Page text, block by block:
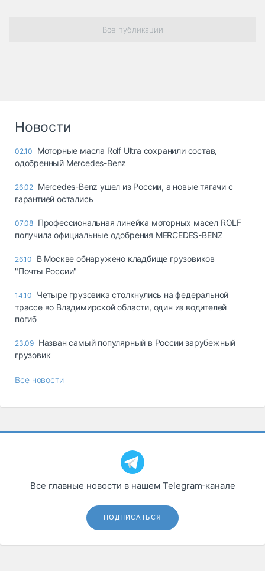
Все публикации
Новости
02.10
Моторные масла Rolf Ultra сохранили состав,
одобренный Mercedes-Benz
26.02 Mercedes-Benz ушел из России, а новые тягачи с
гарантией остались
07.08 Профессиональная линейка моторных масел ROLF
получила официальные одобрения MERCEDES-BENZ
26.10
В Москве обнаружено кладбище грузовиков
"Почты России"
14.10
Четыре грузовика столкнулись на федеральной
трассе во Владимирской области, один из водителей
погиб
23.09 Назван самый популярный в России зарубежный
грузовик
Все новости
Все главные новости в нашем Telegram‑канале
ПОДПИСАТЬСЯ